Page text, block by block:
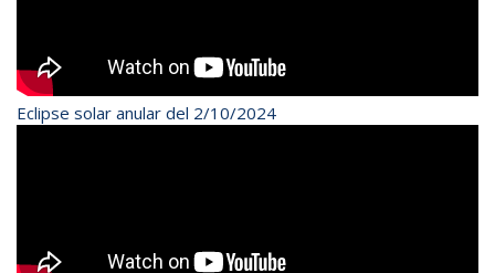
Eclipse solar anular del 2/10/2024